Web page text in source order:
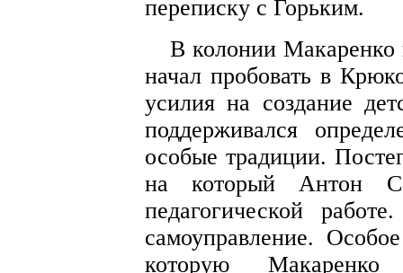
переписку с Горьким.
В колонии Макаренко
начал пробовать в
усилия на создание
поддерживался
особые традиции.
на который Антон
педагогической
самоуправление.
которую